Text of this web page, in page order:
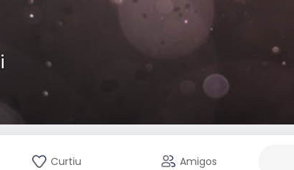
Curtiu Amigos